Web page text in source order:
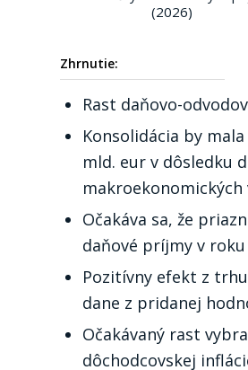
(2026)
Zhrnutie:
Rast daňovo-
Konsolidácia by
mld. eur v dôsledku
makroekonomických
Očakáva sa, že
daňové príjmy v roku
Pozitívny efekt z
dane z pridanej
Očakávaný rast
dôchodcovskej